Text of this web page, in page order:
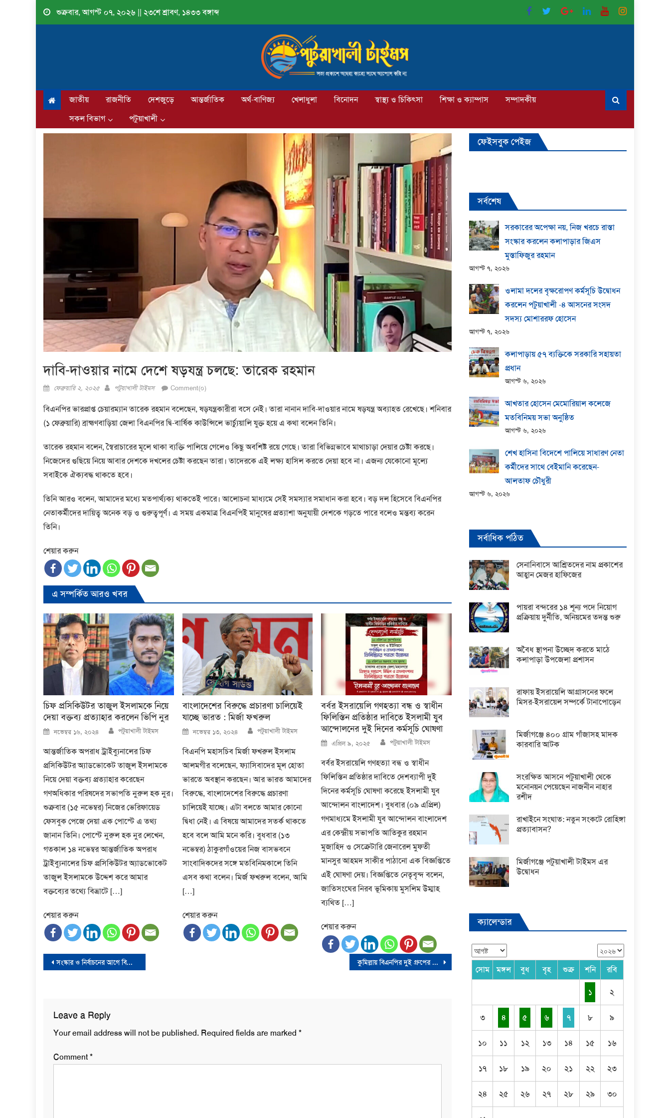
Skip
শুক্রবার, আগস্ট ০৭, ২০২৬ || ২৩শে শ্রাবণ, ১৪৩৩ বঙ্গাব্দ
জাতীয় রাজনীতি দেশজুড়ে আন্তর্জাতিক অর্থ-বাণিজ্য খেলাধুলা বিনোদন স্বাস্থ্য ও চিকিৎসা শিক্ষা ও ক্যাম্পাস
সম্পাদকীয়
সকল বিভাগ
পটুয়াখালী
দাবি-দাওয়ার নামে দেশে ষড়যন্ত্র চলছে: তারেক রহমান
Posted
ফেব্রুয়ারি ২, ২০২৫ Author
পটুয়াখালী টাইমস Comment(০)
বিএনপির ভারপ্রাপ্ত চেয়ারম্যান তারেক রহমান বলেছেন, ষড়যন্ত্রকারীরা বসে নেই। তারা নানান দাবি-দাওয়ার নামে ষড়যন্ত্র অব্যাহত রেখেছে। শনিবার
(১ ফেব্রুয়ারি) ব্রাহ্মণবাড়িয়া জেলা বিএনপির দ্বি-বার্ষিক কাউন্সিলে ভার্চ্যুয়ালি যুক্ত হয়ে এ কথা বলেন তিনি।
তারেক রহমান বলেন, স্বৈরাচারের মূলে থাকা ব্যক্তি পালিয়ে গেলেও কিছু অবশিষ্ট রয়ে গেছে। তারা বিভিন্নভাবে মাথাচাড়া দেয়ার চেষ্টা করছে।
নিজেদের গুছিয়ে নিয়ে আবার দেশকে দখলের চেষ্টা করছেন তারা। তাদেরকে এই লক্ষ্য হাসিল করতে দেয়া হবে না। এজন্য যেকোনো মূল্যে
সবাইকে ঐক্যবদ্ধ থাকতে হবে।
তিনি আরও বলেন, আমাদের মধ্যে মতপার্থ্যক্য থাকতেই পারে। আলোচনা মাধ্যমে সেই সমস্যার সমাধান করা হবে। বড় দল হিসেবে বিএনপির
নেতাকর্মীদের দায়িত্ব অনেক বড় ও গুরুত্বপূর্ণ। এ সময় একমাত্র বিএনপিই মানুষের প্রত্যাশা অনুযায়ী দেশকে গড়তে পারে বলেও মন্তব্য করেন
তিনি।
শেয়ার করুন
এ সম্পর্কিত আরও খবর
চিফ প্রসিকিউটর তাজুল ইসলামকে নিয়ে
দেয়া বক্তব্য প্রত্যাহার করলেন ভিপি নুর
Posted
on
নভেম্বর ১৬, ২০২৪ Author
পটুয়াখালী টাইমস
আন্তর্জাতিক অপরাধ ট্রাইব্যুনালের চিফ
প্রসিকিউটর অ্যাডভোকেট তাজুল ইসলামকে
নিয়ে দেয়া বক্তব্য প্রত্যাহার করেছেন
গণঅধিকার পরিষদের সভাপতি নুরুল হক নুর।
শুক্রবার (১৫ নভেম্বর) নিজের ভেরিফায়েড
ফেসবুক পেজে দেয়া এক পোস্টে এ তথ্য
জানান তিনি। পোস্টে নুরুল হক নুর লেখেন,
গতকাল ১৪ নভেম্বর আন্তর্জাতিক অপরাধ
ট্রাইব্যুনালের চিফ প্রসিকিউটর অ্যাডভোকেট
তাজুল ইসলামকে উদ্দেশ করে আমার
বক্তব্যের তথ্যে বিভ্রাটে […]
শেয়ার করুন
বাংলাদেশের বিরুদ্ধে প্রচারণা চালিয়েই
যাচ্ছে ভারত : মির্জা ফখরুল
Posted
on
নভেম্বর ১৩, ২০২৪ Author
পটুয়াখালী টাইমস
বিএনপি মহাসচিব মির্জা ফখরুল ইসলাম
আলমগীর বলেছেন, ফ্যাসিবাদের মূল হোতা
ভারতে অবস্থান করছেন। আর ভারত আমাদের
বিরুদ্ধে, বাংলাদেশের বিরুদ্ধে প্রচারণা
চালিয়েই যাচ্ছে। এটা বলতে আমার কোনো
দ্বিধা নেই। এ বিষয়ে আমাদের সতর্ক থাকতে
হবে বলে আমি মনে করি। বুধবার (১৩
নভেম্বর) ঠাকুরগাঁওয়ের নিজ বাসভবনে
সাংবাদিকদের সঙ্গে মতবিনিমকালে তিনি
এসব কথা বলেন। মির্জ ফখরুল বলেন, আমি
[…]
শেয়ার করুন
বর্বর ইসরায়েলি গণহত্যা বন্ধ ও স্বাধীন
ফিলিস্তিন প্রতিষ্ঠার দাবিতে ইসলামী যুব
আন্দোলনের দুই দিনের কর্মসূচি ঘোষণা
Posted
on
এপ্রিল ৯, ২০২৫ Author
পটুয়াখালী টাইমস
বর্বর ইসরায়েলি গণহত্যা বন্ধ ও স্বাধীন
ফিলিস্তিন প্রতিষ্ঠার দাবিতে দেশব্যাপী দুই
দিনের কর্মসূচি ঘোষণা করেছে ইসলামী যুব
আন্দোলন বাংলাদেশ। বুধবার (০৯ এপ্রিল)
গণমাধ্যমে ইসলামী যুব আন্দোলন বাংলাদেশ
এর কেন্দ্রীয় সভাপতি আতিকুর রহমান
মুজাহিদ ও সেক্রেটারি জেনারেল মুফতী
মানসুর আহমদ সাকীর পাঠানো এক বিজ্ঞপ্তিতে
এই ঘোষণা দেয়। বিজ্ঞপ্তিতে নেতৃবৃন্দ বলেন,
জাতিসংঘের নিরব ভূমিকায় মুসলিম উম্মাহ
ব্যথিত […]
শেয়ার করুন
Post
সংস্কার ও নির্বাচনের আগে বিচারের দাবি শহীদ পরিবারের কুমিল্লায় বিএনপির দুই গ্রুপের সংঘর্ষে স্বেচ্ছাসেবক দল নেতা নিহত
Leave a Reply
Your email address will not be published. Required fields are marked *
Comment*
ফেইসবুক পেইজ
সর্বশেষ
সরকারের অপেক্ষা নয়, নিজ খরচে রাস্তা
সংস্কার করলেন কলাপাড়ার জিএস
মুস্তাফিজুর রহমান
আগস্ট ৭, ২০২৬
ওলামা দলের বৃক্ষরোপণ কর্মসূচি উদ্বোধন
করলেন পটুয়াখালী -৪ আসনের সংসদ
সদস্য মোশাররফ হোসেন
আগস্ট ৭, ২০২৬
কলাপাড়ায় ​৫৭ ব্যক্তিকে সরকারি সহায়তা
প্রধান
আগস্ট ৬, ২০২৬
আখতার হোসেন মেমোরিয়াল কলেজে
মতবিনিময় সভা অনুষ্ঠিত
আগস্ট ৬, ২০২৬
শেখ হাসিনা বিদেশে পালিয়ে সাধারণ নেতা
কর্মীদের সাথে বেইমানি করেছেন-
আলতাফ চৌধুরী
আগস্ট ৬, ২০২৬
সর্বাধিক পঠিত
সেনানিবাসে আশ্রিতদের নাম প্রকাশের
আহ্বান মেজর হাফিজের
পায়রা বন্দরের ১৪ শূন্য পদে নিয়োগ
প্রক্রিয়ায় দুর্নীতি, অনিয়মের তদন্ত শুরু
অবৈধ স্থাপনা উচ্ছেদ করতে মাঠে
কলাপাড়া উপজেলা প্রশাসন
রাফায় ইসরায়েলি আগ্রাসনের ফলে
মিসর-ইসরায়েল সম্পর্কে টানাপোড়েন
মির্জাগঞ্জে ৪০০ গ্রাম গাঁজাসহ মাদক
কারবারি আটক
সংরক্ষিত আসনে পটুয়াখালী থেকে
মনোনয়ন পেয়েছেন নাজনীন নাহার
রশীদ
রাখাইনে সংঘাত: নতুন সংকটে রোহিঙ্গা
প্রত্যাবাসন?
মির্জাগঞ্জে পটুয়াখালী টাইমস এর
উদ্বোধন
ক্যালেন্ডার
সোম মঙ্গল বুধ বৃহ শুক্র শনি রবি
১ ২
৩ ৪ ৫ ৬ ৭ ৮ ৯
১০ ১১ ১২ ১৩ ১৪ ১৫ ১৬
১৭ ১৮ ১৯ ২০ ২১ ২২ ২৩
২৪ ২৫ ২৬ ২৭ ২৮ ২৯ ৩০